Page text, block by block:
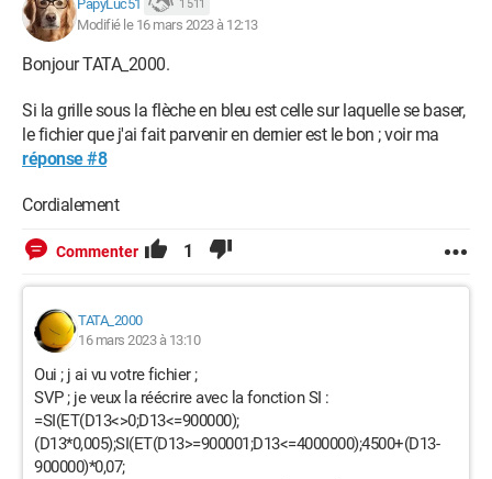
PapyLuc51 1 511
Modifié le 16 mars 2023 à 12:13
Bonjour TATA_2000.
Si la grille sous la flèche en bleu est celle sur laquelle se baser,
le fichier que j'ai fait parvenir en dernier est le bon ; voir ma
réponse #8
Cordialement
Commenter 1
TATA_2000
16 mars 2023 à 13:10
Oui ; j ai vu votre fichier ;
SVP ; je veux la réécrire avec la fonction SI :
=SI(ET(D13<>0;D13<=900000);
(D13*0,005);SI(ET(D13>=900001;D13<=4000000);4500+(D13-
900000)*0,07;